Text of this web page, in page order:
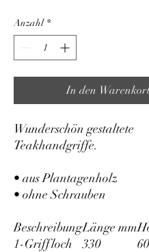
Anzahl *
In den
Wunderschön gestaltete
Teakhandgriffe.
• aus Plantagenholz
• ohne Schrauben
BeschreibungLänge mm
1-Griffloch
330
60